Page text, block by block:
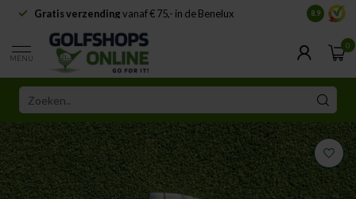
Gratis verzendingvanaf € 75,- in de Benelux 8.9
MENU
0